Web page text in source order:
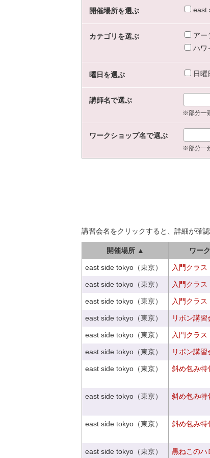
開催場所を選ぶ east
カテゴリを選ぶ アー
ハワ
曜日を選ぶ 日曜
講師名で選ぶ
※部分一
ワークショップ名で選ぶ
※部分一
講習会名をクリックすると、詳細が確
開催場所 ▲ ワー
east side tokyo（東京） 入門クラス
east side tokyo（東京） 入門クラス
east side tokyo（東京） 入門クラス
east side tokyo（東京） リボン講習
east side tokyo（東京） 入門クラス
east side tokyo（東京） リボン講習
east side tokyo（東京） 斜め包み特
east side tokyo（東京） 斜め包み特
east side tokyo（東京） 斜め包み特
east side tokyo（東京） 黒ねこのハ